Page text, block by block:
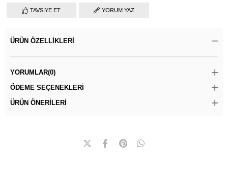
TAVSIYE ET YORUM YAZ
ÜRÜN ÖZELLIKLERI
YORUMLAR(0)
ÖDEME SEÇENEKLERI
ÜRÜN ÖNERILERI